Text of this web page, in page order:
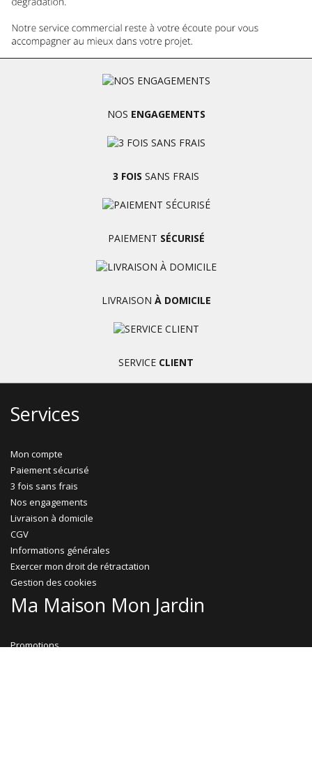
NOS ENGAGEMENTS
3 FOIS SANS FRAIS
PAIEMENT SÉCURISÉ
LIVRAISON À DOMICILE
SERVICE CLIENT
Services
Mon compte
Paiement sécurisé
3 fois sans frais
Nos engagements
Livraison à domicile
CGV
Informations générales
Exercer mon droit de rétractation
Gestion des cookies
Ma Maison Mon Jardin
Promotions